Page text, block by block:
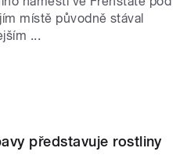
místě původně stával
...
představuje rostliny